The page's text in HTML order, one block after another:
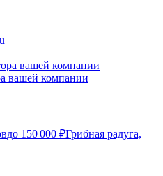
вашей компании
до 150 000 ₽Грибная радуга,